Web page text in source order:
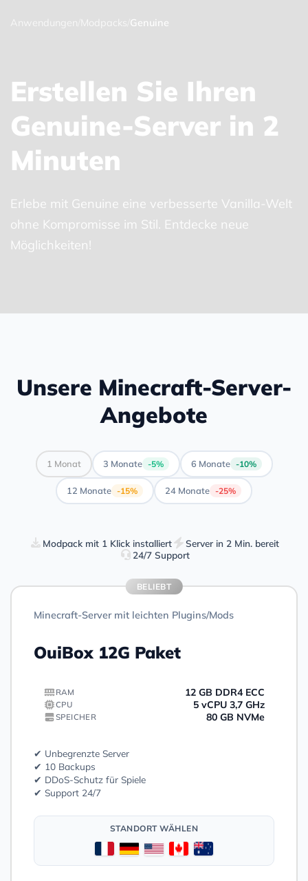
Anwendungen Modpacks Genuine
Erstellen Sie Ihren
Genuine-Server in 2
Minuten
Erlebe mit Genuine eine verbesserte Vanilla-Welt
ohne Kompromisse im Stil. Entdecke neue
Möglichkeiten!
Unsere Minecraft-Server-
Angebote
1 Monat 3 Monate -5% 6 Monate -10%
12 Monate -15% 24 Monate -25%
Modpack mit 1 Klick installiert
Server in 2 Min. bereit
24/7 Support
BELIEBT
Minecraft-Server mit leichten Plugins/Mods
OuiBox 12G Paket
RAM 12 GB DDR4 ECC
CPU 5 vCPU 3,7 GHz
SPEICHER 80 GB NVMe
✔ Unbegrenzte Server
✔ 10 Backups
✔ DDoS-Schutz für Spiele
✔ Support 24/7
STANDORT WÄHLEN